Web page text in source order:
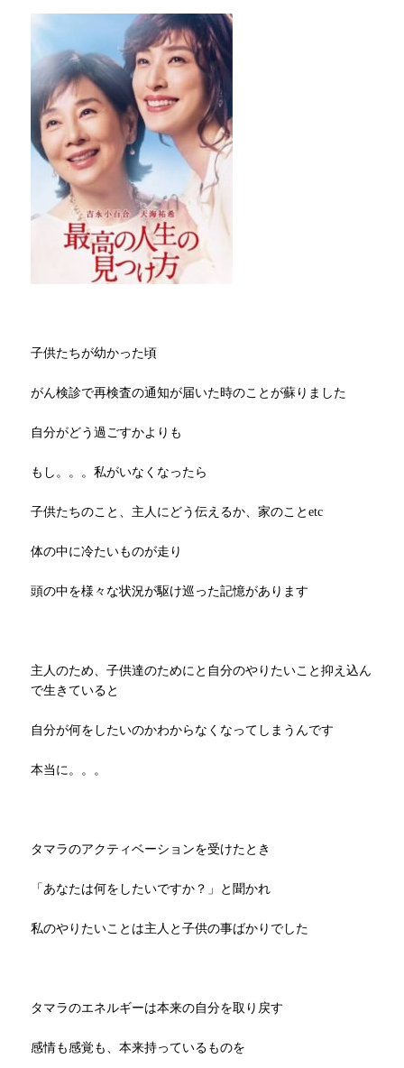
子供たちが幼かった頃
がん検診で再検査の通知が届いた時のことが蘇りました
自分がどう過ごすかよりも
もし。。。私がいなくなったら
子供たちのこと、主人にどう伝えるか、家のことetc
体の中に冷たいものが走り
頭の中を様々な状況が駆け巡った記憶があります
主人のため、子供達のためにと自分のやりたいこと抑え込ん
で生きていると
自分が何をしたいのかわからなくなってしまうんです
本当に。。。
タマラのアクティベーションを受けたとき
「あなたは何をしたいですか？」と聞かれ
私のやりたいことは主人と子供の事ばかりでした
タマラのエネルギーは本来の自分を取り戻す
感情も感覚も、本来持っているものを